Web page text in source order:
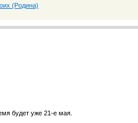
(Родина)
будет уже 21-е мая.